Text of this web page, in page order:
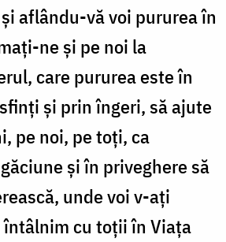
aflându-vă voi pururea în
ne și pe noi la
care pururea este în
și prin îngeri, să ajute
pe noi, pe toți, ca
și în priveghere să
unde voi v-ați
întâlnim cu toții în Viața